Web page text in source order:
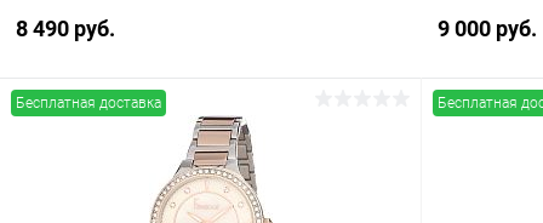
8 490 руб.
В корзину
9 000 руб.
Бесплатная доставка Бесплатная